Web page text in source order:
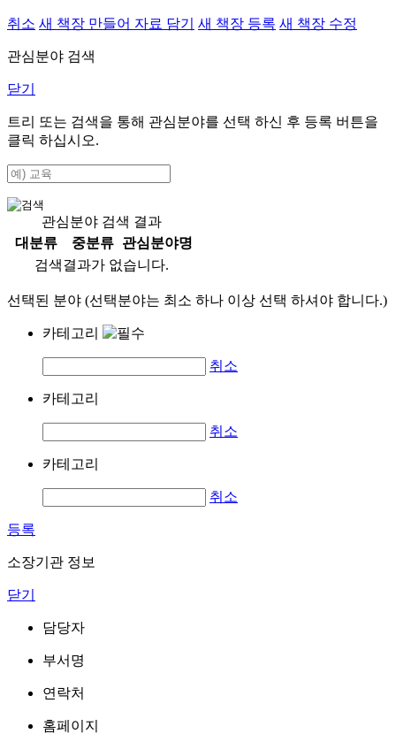
취소 새 책장 만들어 자료 담기 새 책장 등록 새 책장 수정
관심분야 검색
닫기
트리 또는 검색을 통해 관심분야를 선택 하신 후 등록 버튼을
클릭 하십시오.
관심분야 검색 결과
대분류
중분류
관심분야명
검색결과가 없습니다.
선택된 분야 (선택분야는 최소 하나 이상 선택 하셔야 합니다.)
카테고리
취소
카테고리
취소
카테고리
취소
등록
소장기관 정보
닫기
담당자
부서명
연락처
홈페이지